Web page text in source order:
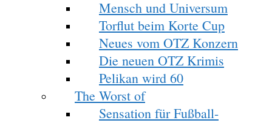
Mensch und Universum
Torflut beim Korte Cup
Neues vom OTZ Konzern
Die neuen OTZ Krimis
Pelikan wird 60
The Worst of
Sensation für Fußball-